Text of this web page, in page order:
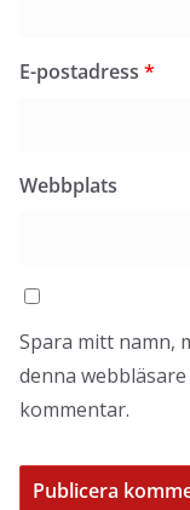
E-postadress *
Webbplats
Spara mitt namn,
denna
kommentar.